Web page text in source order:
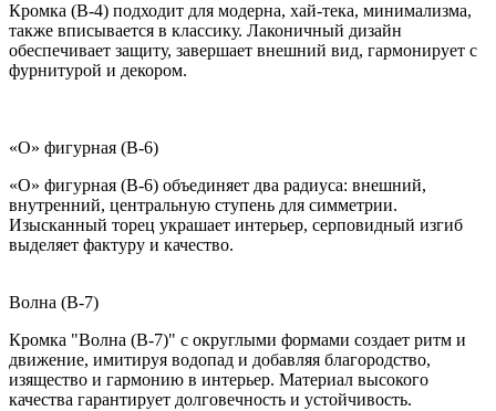
Кромка (B-4) подходит для модерна, хай-тека, минимализма,
также вписывается в классику. Лаконичный дизайн
обеспечивает защиту, завершает внешний вид, гармонирует с
фурнитурой и декором.
«О» фигурная (B-6)
«О» фигурная (B-6) объединяет два радиуса: внешний,
внутренний, центральную ступень для симметрии.
Изысканный торец украшает интерьер, серповидный изгиб
выделяет фактуру и качество.
Волна (B-7)
Кромка "Волна (B-7)" с округлыми формами создает ритм и
движение, имитируя водопад и добавляя благородство,
изящество и гармонию в интерьер. Материал высокого
качества гарантирует долговечность и устойчивость.